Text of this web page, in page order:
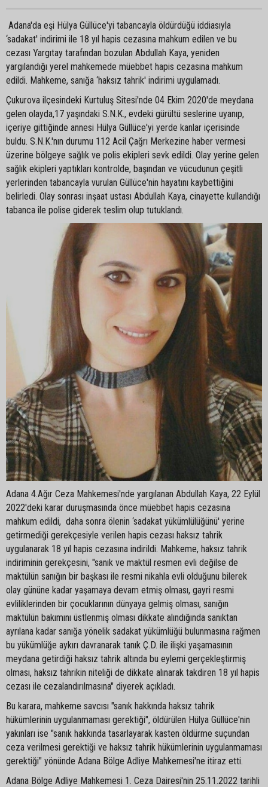
Adana'da eşi Hülya Güllüce'yi tabancayla öldürdüğü iddiasıyla
‘sadakat' indirimi ile 18 yıl hapis cezasına mahkum edilen ve bu
cezası Yargıtay tarafından bozulan Abdullah Kaya, yeniden
yargılandığı yerel mahkemede müebbet hapis cezasına mahkum
edildi. Mahkeme, sanığa ‘haksız tahrik' indirimi uygulamadı.
Çukurova ilçesindeki Kurtuluş Sitesi'nde 04 Ekim 2020'de meydana
gelen olayda,17 yaşındaki S.N.K., evdeki gürültü seslerine uyanıp,
içeriye gittiğinde annesi Hülya Güllüce'yi yerde kanlar içerisinde
buldu. S.N.K.'nın durumu 112 Acil Çağrı Merkezine haber vermesi
üzerine bölgeye sağlık ve polis ekipleri sevk edildi. Olay yerine gelen
sağlık ekipleri yaptıkları kontrolde, başından ve vücudunun çeşitli
yerlerinden tabancayla vurulan Güllüce'nin hayatını kaybettiğini
belirledi. Olay sonrası inşaat ustası Abdullah Kaya, cinayette kullandığı
tabanca ile polise giderek teslim olup tutuklandı.
Adana 4.Ağır Ceza Mahkemesi'nde yargılanan Abdullah Kaya, 22 Eylül
2022'deki karar duruşmasında önce müebbet hapis cezasına
mahkum edildi, daha sonra ölenin ‘sadakat yükümlülüğünü' yerine
getirmediği gerekçesiyle verilen hapis cezası haksız tahrik
uygulanarak 18 yıl hapis cezasına indirildi. Mahkeme, haksız tahrik
indiriminin gerekçesini, "sanık ve maktül resmen evli değilse de
maktülün sanığın bir başkası ile resmi nikahla evli olduğunu bilerek
olay gününe kadar yaşamaya devam etmiş olması, gayri resmi
evliliklerinden bir çocuklarının dünyaya gelmiş olması, sanığın
maktülün bakımını üstlenmiş olması dikkate alındığında sanıktan
ayrılana kadar sanığa yönelik sadakat yükümlüğü bulunmasına rağmen
bu yükümlüğe aykırı davranarak tanık Ç.D. ile ilişki yaşamasının
meydana getirdiği haksız tahrik altında bu eylemi gerçekleştirmiş
olması, haksız tahrikin niteliği de dikkate alınarak takdiren 18 yıl hapis
cezası ile cezalandırılmasına" diyerek açıkladı.
Bu karara, mahkeme savcısı "sanık hakkında haksız tahrik
hükümlerinin uygulanmaması gerektiği", öldürülen Hülya Güllüce'nin
yakınları ise "sanık hakkında tasarlayarak kasten öldürme suçundan
ceza verilmesi gerektiği ve haksız tahrik hükümlerinin uygulanmaması
gerektiği" yönünde Adana Bölge Adliye Mahkemesi'ne itiraz etti.
Adana Bölge Adliye Mahkemesi 1. Ceza Dairesi'nin 25.11.2022 tarihli